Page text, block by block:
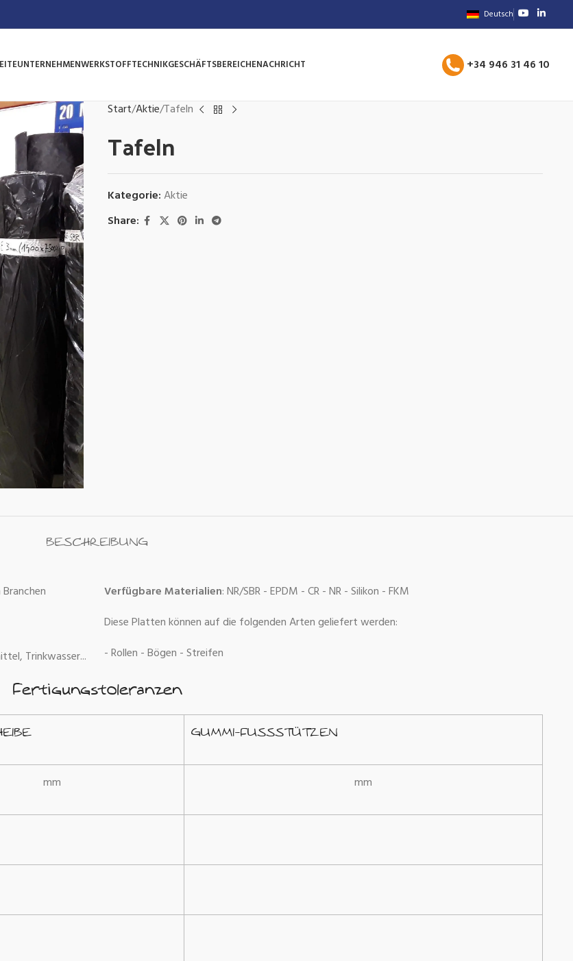
Deutsch
UNTERNEHMENWERKSTOFFTECHNIKGESCHÄFTSBEREICHENACHRICHT +34 946 31 46 10
Start Aktie Tafeln
Tafeln
Kategorie:Aktie
Share:
BESCHREIBUNG
Trinkwasser...
Verfügbare Materialien: NR/SBR - EPDM - CR - NR - Silikon - FKM
Diese Platten können auf die folgenden Arten geliefert werden:
- Rollen - Bögen - Streifen
Fertigungstoleranzen
GUMMI-FUSSSTÜTZEN
mm mm